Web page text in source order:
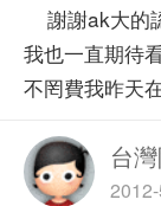
謝謝ak大的
我也一直期待
不罔費我昨天
台